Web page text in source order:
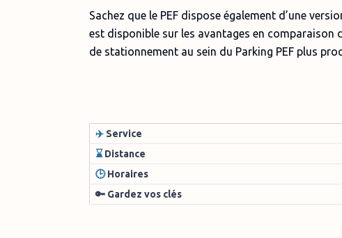
Sachez que le PEF dispose également d’une
est disponible sur les avantages en comparaison
de stationnement au sein du Parking PEF plus
✈️ Service
⌛ Distance
🕒Horaires
🔑 Gardez vos clés